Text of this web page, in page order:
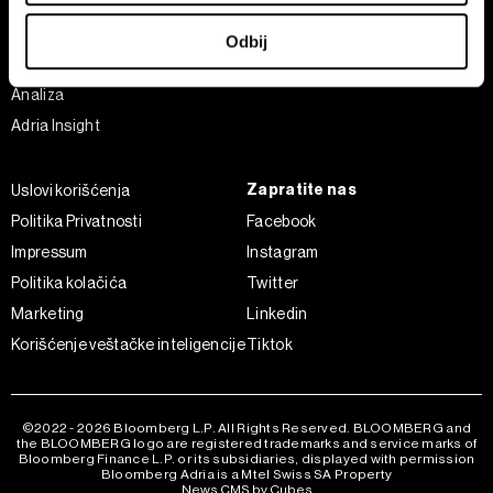
U svakom trenutku možete da promenite ili povučete
saglasnost u Deklaraciji o kolačićima.
Zajednički rukovaoci su HD-WIN ARENA SPORT d.o.o. i
Partneri. Više o podacima koje obrađujemo kao i o
kolačićima i drugim sličnim tehnologijama u
klikom na „Prikaži detalje“. Pristanak možete u bilo kojem
trenutku opozvati bez negativnih posledica.
Odbij
Businessweek Adria
Analiza
Adria Insight
Uslovi korišćenja
Politika Privatnosti
Impressum
Politika kolačića
Marketing
Korišćenje veštačke inteligencije
Zapratite nas
Facebook
Instagram
Twitter
Linkedin
Tiktok
©2022 - 2026 Bloomberg L.P. All Rights Reserved. BLOOMBERG and
the BLOOMBERG logo are registered trademarks and service marks of
Bloomberg Finance L.P. or its subsidiaries, displayed with permission
Bloomberg Adria is a Mtel Swiss SA Property
News CMS by Cubes